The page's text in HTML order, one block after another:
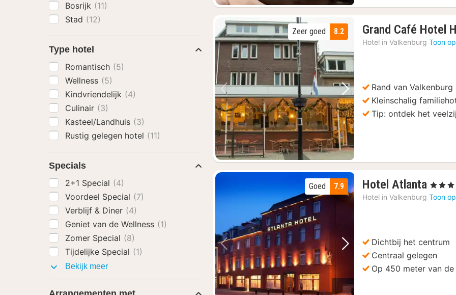
Vorige foto Volgende foto
8.2
Zeer goed Grand Café Hotel
Hotel in Valkenburg Toon
Rand van Valkenburg
Kleinschalig
Tip: ontdek het
Vorige foto Volgende foto
7.9
Goed Hotel Atlanta 1
nacht
, 4
Hotel in Valkenburg Toon
Dichtbij het centrum
Centraal gelegen
Op 450 meter van
Bosrijk (11)
Stad (12)
Type hotel
Romantisch (5)
Wellness (5)
Kindvriendelijk (4)
Culinair (3)
Kasteel/Landhuis (3)
Rustig gelegen hotel (11)
Specials
2+1 Special (4)
Voordeel Special (7)
Verblijf & Diner (4)
Geniet van de Wellness (1)
Zomer Special (8)
Tijdelijke Special (1)
Bekijk meerSpecials